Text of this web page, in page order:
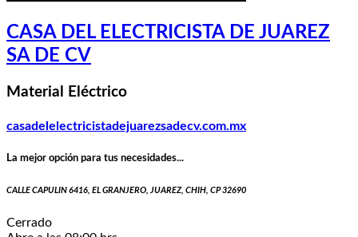
CASA DEL ELECTRICISTA DE JUAREZ
SA DE CV
Material Eléctrico
casadelelectricistadejuarezsadecv.com.mx
La mejor opción para tus necesidades...
CALLE CAPULIN 6416, EL GRANJERO, JUAREZ, CHIH, CP 32690
Cerrado